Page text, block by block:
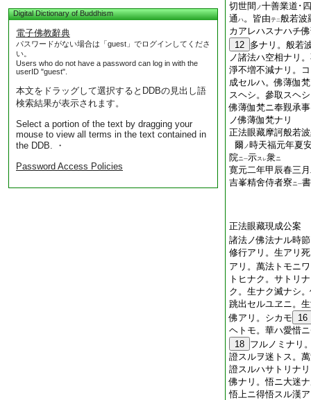
Digital Dictionary of Buddhism
電子佛教辭典
パスワードがない場合は「guest」でログインしてくださ
い。
Users who do not have a password can log in with the
userID "guest".
本文をドラッグして選択するとDDBの見出し語
検索結果が表示されます。
Select a portion of the text by dragging your
mouse to view all terms in the text contained in
the DDB. ・
Password Access Policies
切世間 ノ十善業道･
通ハ。皆由テ二般若波
カアレハスナハチ
12 多ナリ。般若
ノ諸法ハ空相ナリ
淨不増不減ナリ。
成セルハ。佛薄伽
スヘシ。參取スヘ
佛薄伽梵ニ奉覲承
ノ佛薄伽梵ナリ
正法眼藏摩訶般若
爾 ノ時天福元年夏
院ニ一示ス レ衆ニ
寛元二年甲辰春三
吉峯精舍侍者寮ニ一書
正法眼藏現成公案
諸法ノ佛法ナル時
修行アリ。生アリ
アリ。萬法トモニ
トヒナク。サトリ
ク。生ナク滅ナシ
跳出セルユヱニ。
佛アリ。シカモ
16
ヘトモ。華ハ愛惜
18 フルノミナリ
證スルヲ迷トス。
證スルハサトリナ
佛ナリ。悟ニ大迷
悟上ニ得悟スル漢